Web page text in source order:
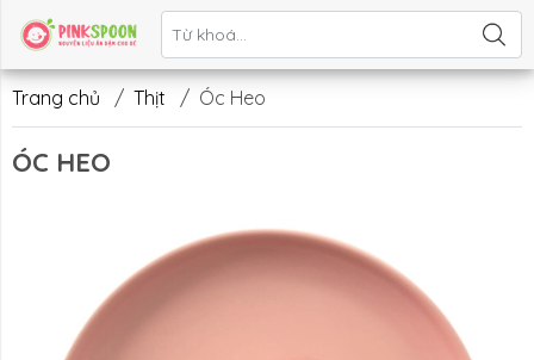
Liên hệ
Trang chủ / Thịt / Óc Heo
ÓC HEO